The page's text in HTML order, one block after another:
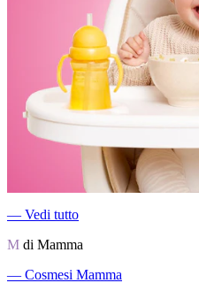
― Vedi tutto
M di Mamma
― Cosmesi Mamma